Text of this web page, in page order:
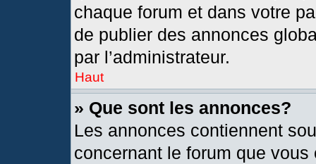
chaque forum et dans votre
de publier des annonces
par l’administrateur.
Haut
» Que sont les annonces?
Les annonces contiennent
concernant le forum que